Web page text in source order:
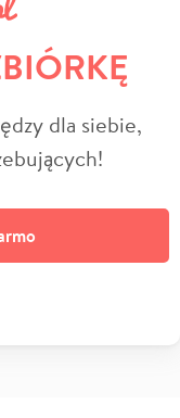
dla siebie,